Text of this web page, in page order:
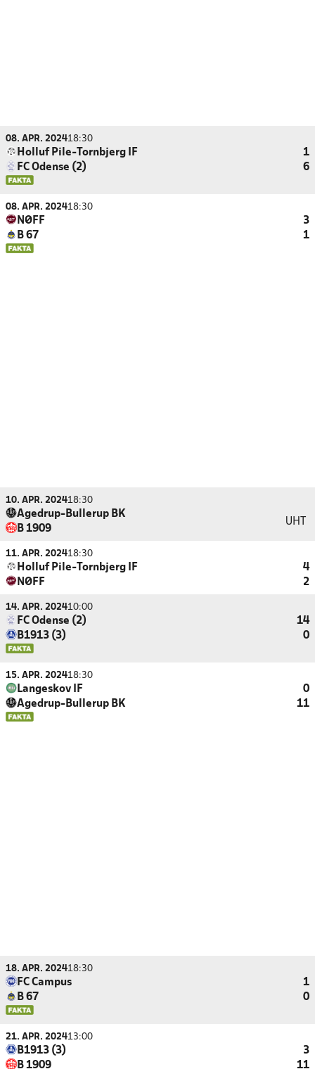
08. APR. 202418:30
Holluf Pile-Tornbjerg IF
1
FC Odense (2)
6
08. APR. 202418:30
NØFF
3
B 67
1
10. APR. 202418:30
Agedrup-Bullerup BK
B 1909
UHT
11. APR. 202418:30
Holluf Pile-Tornbjerg IF
4
NØFF
2
14. APR. 202410:00
FC Odense (2)
14
B1913 (3)
0
15. APR. 202418:30
Langeskov IF
0
Agedrup-Bullerup BK
11
18. APR. 202418:30
FC Campus
1
B 67
0
21. APR. 202413:00
B1913 (3)
3
B 1909
11